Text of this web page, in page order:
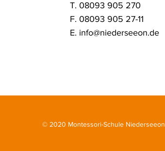
T. 08093 905 270
F. 08093 905 27-11
E. info@niederseeon.de
© 2020 Montessori-Schule Niederseeon